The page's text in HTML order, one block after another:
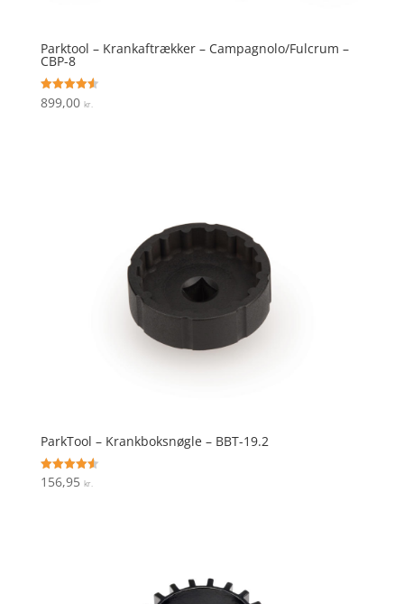
Parktool – Krankaftrækker – Campagnolo/Fulcrum –
CBP-8
Vurderet
4.6
899,00 kr.
ParkTool – Krankboksnøgle – BBT-19.2
Vurderet
4.6
156,95 kr.